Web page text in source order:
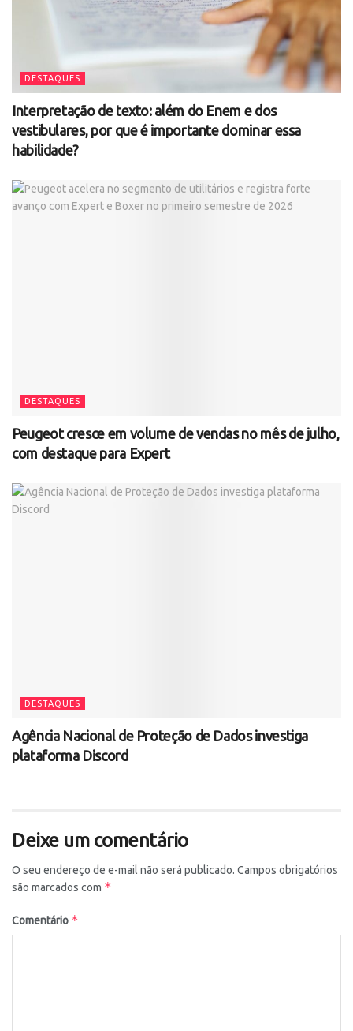
DESTAQUES
Interpretação de texto: além do Enem e dos
vestibulares, por que é importante dominar essa
habilidade?
DESTAQUES
Peugeot cresce em volume de vendas no mês de julho,
com destaque para Expert
DESTAQUES
Agência Nacional de Proteção de Dados investiga
plataforma Discord
Deixe um comentário
O seu endereço de e-mail não será publicado. Campos obrigatórios
são marcados com *
Comentário *